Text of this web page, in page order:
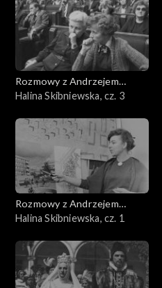
Rozmowy z Andrzejem
Doboszem
Halina Skibniewska, cz. 3
Rozmowy z Andrzejem
Doboszem
Halina Skibniewska, cz. 1